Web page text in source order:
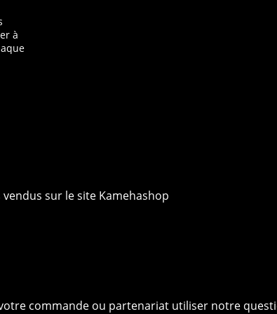
à
sur le site Kamehashop
commande ou partenariat utiliser notre